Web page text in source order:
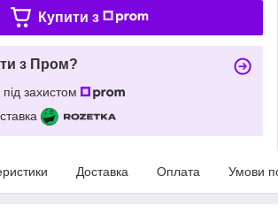
Купити з
з Пром?
захистом
Доставка Оплата Умови